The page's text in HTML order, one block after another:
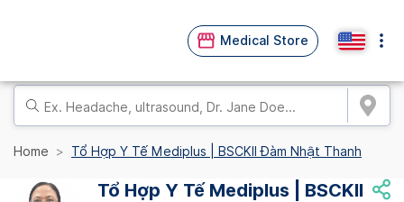
Medical Store
Home Tổ Hợp Y Tế Mediplus | BSCKII Đàm Nhật Thanh
Tổ Hợp Y Tế Mediplus | BSCKII